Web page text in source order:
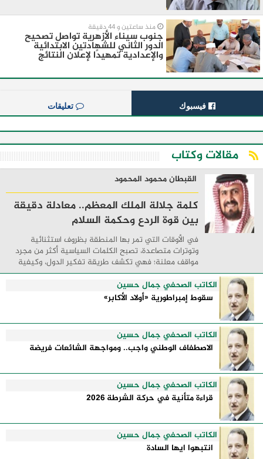
منذ ساعتين و 44 دقيقة
جنوب سيناء الأزهرية تواصل تصحيح
الدور الثاني للشهادتين الابتدائية
والإعدادية تمهيدًا لإعلان النتائج
فيسبوك تعليقات
مقالات وكتاب
القبطان محمود المحمود
كلمة جلالة الملك المعظم.. معادلة دقيقة
بين قوة الردع وحكمة السلام
في الأوقات التي تمر بها المنطقة بظروف استثنائية
وتوترات متصاعدة، تصبح الكلمات السياسية أكثر من مجرد
مواقف معلنة؛ فهي تكشف طريقة تفكير الدول، وكيفية
إدارتها للأزمات، والحدود التي تفصل بين القوة ...
الكاتب الصحفي جمال حسين
سقوط إمبراطورية «أولاد الأكابر»
الكاتب الصحفي جمال حسين
الاصطفاف الوطني واجب.. ومواجهة الشائعات فريضة
الكاتب الصحفي جمال حسين
قراءة متأنية في حركة الشرطة 2026
الكاتب الصحفي جمال حسين
انتبهوا ايها السادة